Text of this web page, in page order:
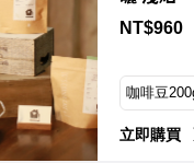
NT$960
立即購買